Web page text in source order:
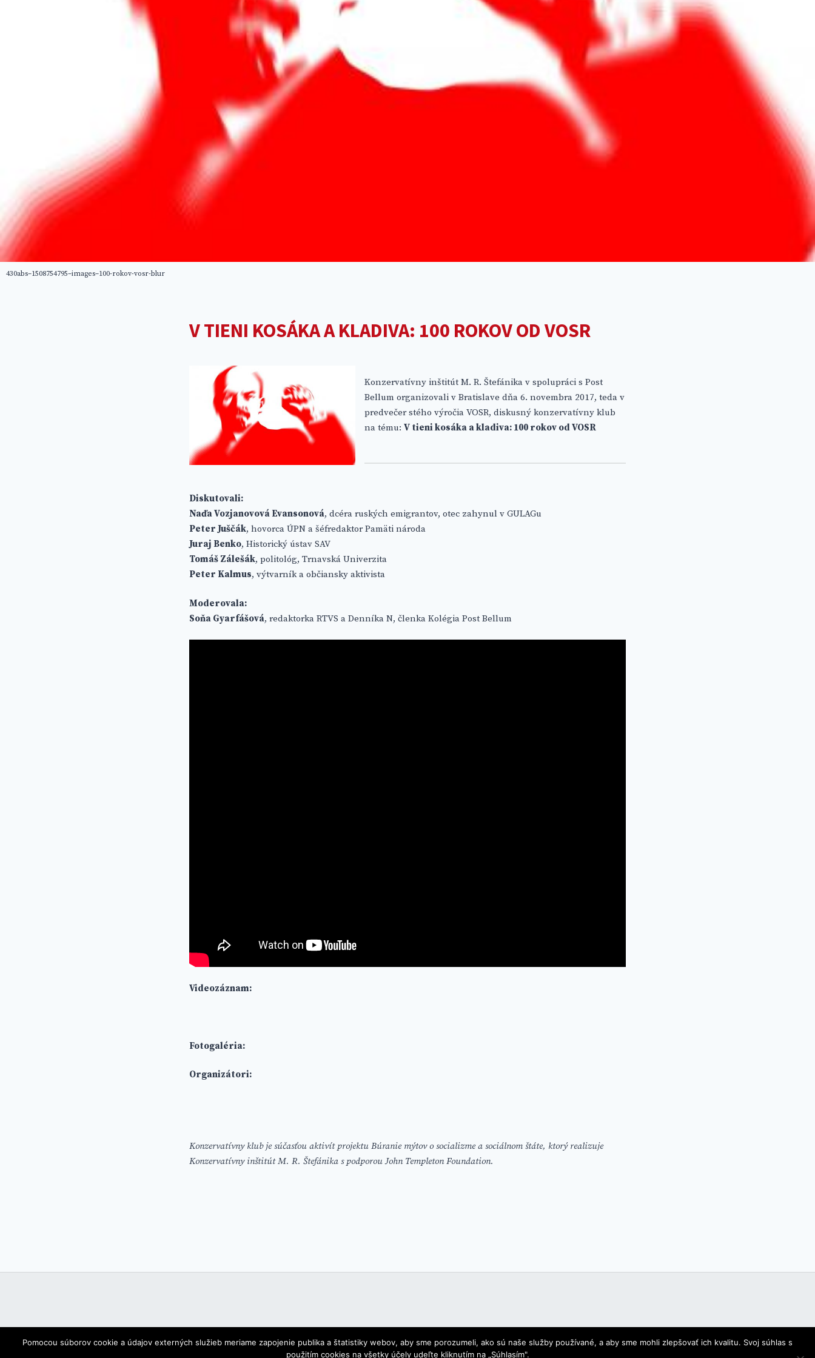
430abs–1508754795–images–100-rokov-vosr-blur
V TIENI KOSÁKA A KLADIVA: 100 ROKOV OD VOSR
Konzervatívny inštitút M. R. Štefánika v spolupráci s Post
Bellum organizovali v Bratislave dňa 6. novembra 2017, teda v
predvečer stého výročia VOSR, diskusný konzervatívny klub
na tému: V tieni kosáka a kladiva: 100 rokov od VOSR
Diskutovali:
Naďa Vozjanovová Evansonová, dcéra ruských emigrantov, otec zahynul v GULAGu
Peter Juščák, hovorca ÚPN a šéfredaktor Pamäti národa
Juraj Benko, Historický ústav SAV
Tomáš Zálešák, politológ, Trnavská Univerzita
Peter Kalmus, výtvarník a občiansky aktivista
Moderovala:
Soňa Gyarfášová, redaktorka RTVS a Denníka N, členka Kolégia Post Bellum
Videozáznam:
Fotogaléria:
Organizátori:
Konzervatívny klub je súčasťou aktivít projektu Búranie mýtov o socializme a sociálnom štáte, ktorý realizuje
Konzervatívny inštitút M. R. Štefánika s podporou John Templeton Foundation.
Pomocou súborov cookie a údajov externých služieb meriame zapojenie publika a štatistiky webov, aby sme porozumeli, ako sú naše služby používané, a aby sme mohli zlepšovať ich kvalitu. Svoj súhlas s
použitím cookies na všetky účely udeľte kliknutím na „Súhlasím".